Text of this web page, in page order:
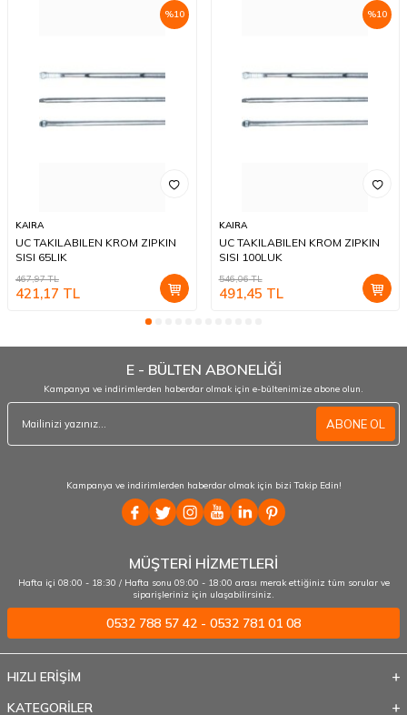
%10
KAIRA
UC TAKILABILEN KROM ZIPKIN
SISI 65LIK
467,97TL
421,17 TL
%10
KAIRA
UC TAKILABILEN KROM ZIPKIN
SISI 100LUK
546,06TL
491,45 TL
E - BÜLTEN ABONELİĞİ
Kampanya ve indirimlerden haberdar olmak için e-bültenimize abone olun.
ABONE OL
Kampanya ve indirimlerden haberdar olmak için bizi Takip Edin!
MÜŞTERİ HİZMETLERİ
Hafta içi 08:00 - 18:30 / Hafta sonu 09:00 - 18:00 arası merak ettiğiniz tüm sorular ve
siparişleriniz için ulaşabilirsiniz.
0532 788 57 42 - 0532 781 01 08
HIZLI ERİŞİM
KATEGORİLER